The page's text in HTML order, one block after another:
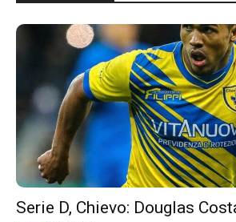
Serie D, Chievo: Douglas